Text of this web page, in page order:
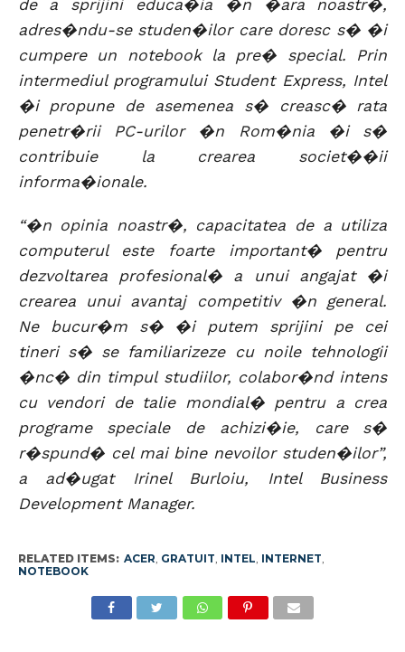
de a sprijini educa�ia �n �ara noastr�,
adres�ndu-se studen�ilor care doresc s� �i
cumpere un notebook la pre� special. Prin
intermediul programului Student Express, Intel
�i propune de asemenea s� creasc� rata
penetr�rii PC-urilor �n Rom�nia �i s�
contribuie la crearea societ��ii
informa�ionale.
“�n opinia noastr�, capacitatea de a utiliza
computerul este foarte important� pentru
dezvoltarea profesional� a unui angajat �i
crearea unui avantaj competitiv �n general.
Ne bucur�m s� �i putem sprijini pe cei
tineri s� se familiarizeze cu noile tehnologii
�nc� din timpul studiilor, colabor�nd intens
cu vendori de talie mondial� pentru a crea
programe speciale de achizi�ie, care s�
r�spund� cel mai bine nevoilor studen�ilor”,
a ad�ugat Irinel Burloiu, Intel Business
Development Manager.
RELATED ITEMS: ACER, GRATUIT, INTEL, INTERNET,
NOTEBOOK